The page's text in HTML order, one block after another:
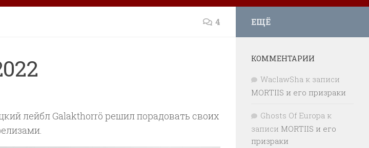
4
лейбл Galakthorrö решил порадовать своих
ЕЩЁ
КОММЕНТАРИИ
WaclawSha к записи
MORTIIS и его призраки
Ghosts Of Europa к
записи MORTIIS и его
призраки